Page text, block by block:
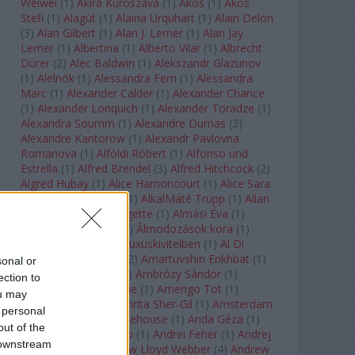
or
to
may
of the
Stefi (1 ) Alagút (1 ) Alaina Urquhart (1 ) Alain Delon
(3) Alan Gilbert (1 ) Alan J. Lerner (1 ) Alan Jay
Lerner (1 ) Albertina (1 ) Alberto Vilar (1 ) Albrecht
Dürer (2) Alec Baldwin (1 ) Alekszandr Glazunov
(1 ) Alelnök (1 ) Alessandra Ferri (1 ) Alessandra
Marc (1 ) Alexander Calder (1 ) Alexander Chance
(1 ) Alexander Lonquich (1 ) Alexander Toradze (1 )
Alexandra Soumm (1 ) Alexandre Dumas (3)
Alexandre Kantorow (1 ) Alexandr Pavlovna
Romanova (1 ) Alföldi Róbert (1 ) Alfonso und
Estrella (1 ) Alfred Brendel (3) Alfred Hitchcock (2)
Algred Hubay (1 ) Alice Harnoncourt (1 ) Alice Sara
Ott (1) Alice Springs (1 ) AlkalMáté Trupp (1 ) Allan
Allen Midgette (1 ) Almási Éva (1 )
Almásy László Ede
) Álmodozások kora (1 )
Álom luxuskivitelben (1 ) Al Di
Meola
2) Amartuvshin Enkhbat (1 )
Ambroise Thomas
) Ambrózy Sándor (1 )
Ambrus Kyri
Amélie (1 ) Amerigo Tot (1 )
Amikor Galéria
Amrita Sher-Gil (1 ) Amsterdam
Baroque
Amy Winehouse (1 ) Anda Géza (1 )
Andrea del Verrocchio (1 ) Andrei Feher (1 ) Andrej
Tarkovszkij
Andrew Lloyd Webber (4) Andrew